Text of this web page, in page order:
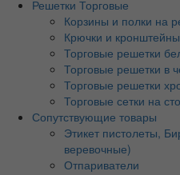
Решетки Торговые
Корзины и полки на
Крючки и
Торговые решетки
Торговые решетки в
Торговые решетки
Торговые сетки на
Сопутствующие товары
Этикет пистолеты,
веревочные)
Отпариватели